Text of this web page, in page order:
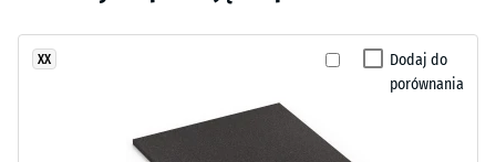
wapieniem
naturalnym.
kg/m³
Tłumienie
jeszcze
żadnego
Dodaj do
porównania
XX